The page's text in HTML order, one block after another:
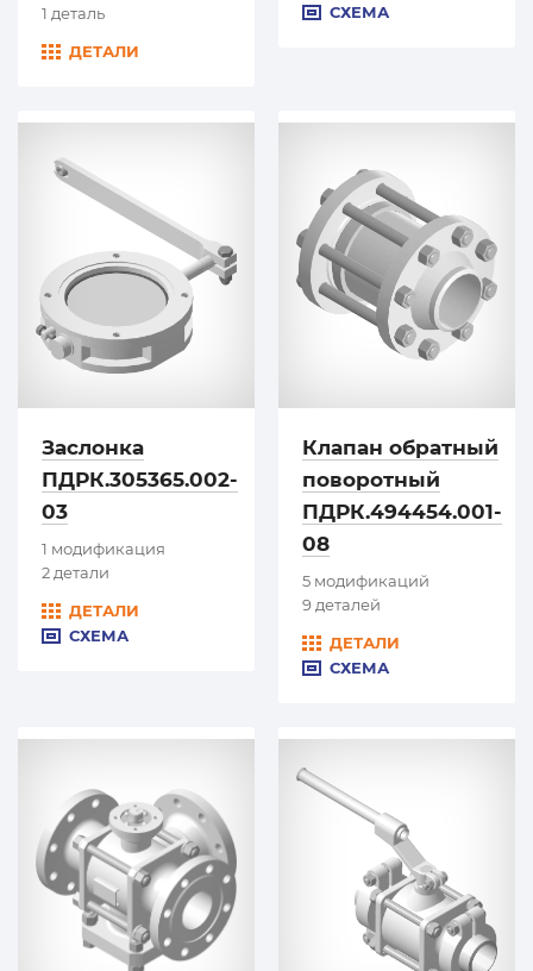
1 деталь
ДЕТАЛИ
СХЕМА
Заслонка
ПДРК.305365.002-
03
1 модификация
2 детали
ДЕТАЛИ
СХЕМА
Клапан обратный
поворотный
ПДРК.494454.001-
08
5 модификаций
9 деталей
ДЕТАЛИ
СХЕМА